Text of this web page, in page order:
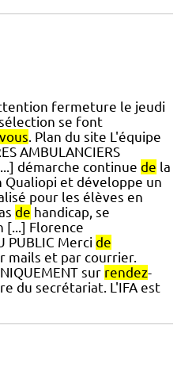
fermeture le jeudi
se font
vous . Plan du site L'équipe
AMBULANCIERS
démarche continue de la
et développe un
pour les élèves en
de handicap, se
[...] Florence
PUBLIC Merci de
mails et par courrier.
sur rendez-
du secrétariat. L'IFA est